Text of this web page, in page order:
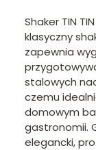
Shaker TIN
klasyczny
zapewnia
stalowych
czemu
domowym
gastronomii.
elegancki,